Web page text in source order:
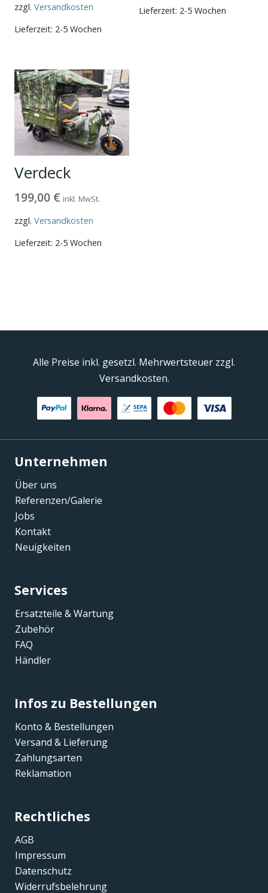
zzgl. Versandkosten
Lieferzeit: 2-5 Wochen
Lieferzeit: 2-5 Wochen
Verdeck
199,00 € inkl. MwSt.
zzgl. Versandkosten
Lieferzeit: 2-5 Wochen
Alle Preise inkl. gesetzl. Mehrwertsteuer zzgl.
Versandkosten.
Unternehmen
Über uns
Referenzen/Galerie
Jobs
Kontakt
Neuigkeiten
Services
Ersatzteile & Wartung
Zubehör
FAQ
Händler
Infos zu Bestellungen
Konto & Bestellungen
Versand & Lieferung
Zahlungsarten
Reklamation
Rechtliches
AGB
Impressum
Datenschutz
Widerrufsbelehrung